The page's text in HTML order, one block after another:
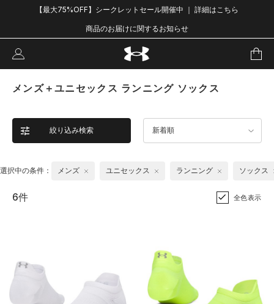
【最大75%OFF】シークレットセール開催中 ｜ 詳細はこちら
商品のお届けに関するお知らせ
メンズ＋ユニセックス ランニング ソックス
絞り込み検索 新着順
選択中の条件： メンズ ユニセックス ランニング ソックス
6件 全色表示